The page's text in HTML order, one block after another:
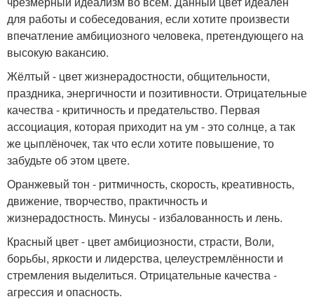
для работы и собеседования, если хотите произвести
впечатление амбициозного человека, претендующего на
высокую вакансию.
Жёлтый - цвет жизнерадостности, общительности,
праздника, энергичности и позитивности. Отрицательные
качества - критичность и предательство. Первая
ассоциация, которая приходит на ум - это солнце, а так
же цыплёночек, так что если хотите повышение, то
забудьте об этом цвете.
Оранжевый тон - ритмичность, скорость, креативность,
движение, творчество, практичность и
жизнерадостность. Минусы - избалованность и лень.
Красный цвет - цвет амбициозности, страсти, Воли,
борьбы, яркости и лидерства, целеустремлённости и
стремления выделиться. Отрицательные качества -
агрессия и опасность.